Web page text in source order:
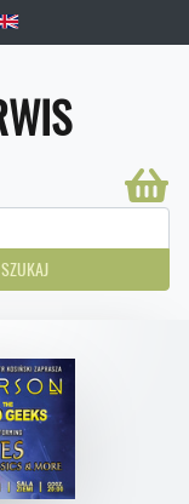
SZUKAJ